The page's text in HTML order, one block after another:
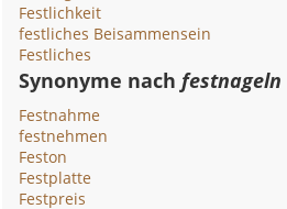
Festlichkeit
festliches Beisammensein
Festliches
Synonyme nachfestnageln
Festnahme
festnehmen
Feston
Festplatte
Festpreis